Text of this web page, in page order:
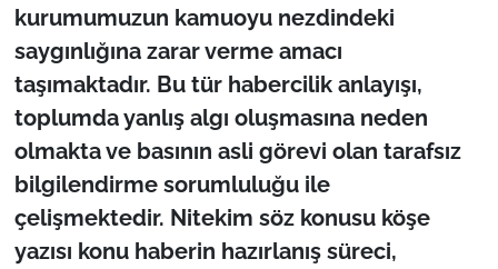
kurumumuzun kamuoyu nezdindeki
saygınlığına zarar verme amacı
taşımaktadır. Bu tür habercilik anlayışı,
toplumda yanlış algı oluşmasına neden
olmakta ve basının asli görevi olan tarafsız
bilgilendirme sorumluluğu ile
çelişmektedir. Nitekim söz konusu köşe
yazısı konu haberin hazırlanış süreci,